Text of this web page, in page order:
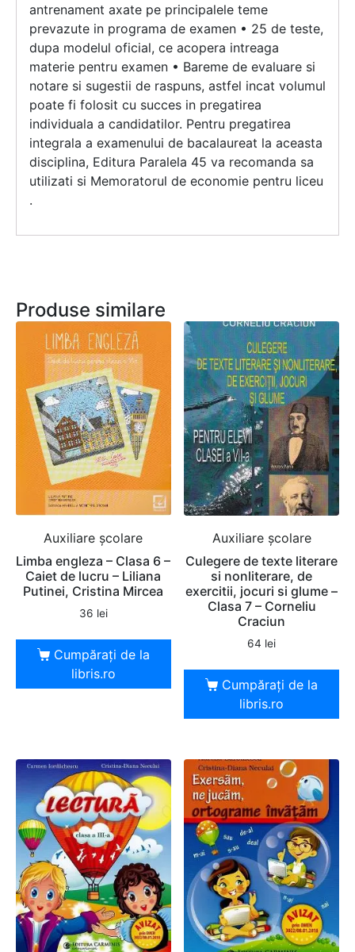
antrenament axate pe principalele teme
prevazute in programa de examen • 25 de teste,
dupa modelul oficial, ce acopera intreaga
materie pentru examen • Bareme de evaluare si
notare si sugestii de raspuns, astfel incat volumul
poate fi folosit cu succes in pregatirea
individuala a candidatilor. Pentru pregatirea
integrala a examenului de bacalaureat la aceasta
disciplina, Editura Paralela 45 va recomanda sa
utilizati si Memoratorul de economie pentru liceu
.
Produse similare
Auxiliare şcolare
Limba engleza – Clasa 6 –
Caiet de lucru – Liliana
Putinei, Cristina Mircea
36 lei
Cumpărați de la
libris.ro
Auxiliare şcolare
Culegere de texte literare
si nonliterare, de
exercitii, jocuri si glume –
Clasa 7 – Corneliu
Craciun
64 lei
Cumpărați de la
libris.ro